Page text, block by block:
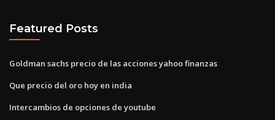
Featured Posts
Goldman sachs precio de las acciones yahoo finanzas
Que precio del oro hoy en india
Intercambios de opciones de youtube